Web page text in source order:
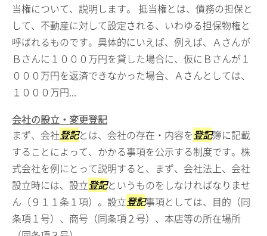
当権について、説明します。 抵当権とは、債務の担保と
して、不動産に対して設定される、いわゆる担保物権と
呼ばれるものです。具体的にいえば、例えば、Ａさんが
Ｂさんに１０００万円を貸した場合に、仮にＢさんが１
０００万円を返済できなかった場合、Ａさんとしては、
１０００万円...
会社の設立・変更登記
まず、会社登記とは、会社の存在・内容を登記簿に記載
することによって、かかる事項を公示する制度です。株
式会社を例にとって説明すると、まず、会社法上、会社
設立時には、設立登記というものをしなければなりませ
ん（９１１条１項）。設立登記事項としては、目的（同
条項１号）、商号（同条項２号）、本店等の所在場所